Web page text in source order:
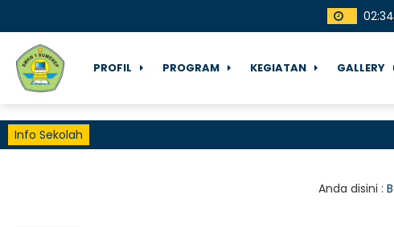
02:34
PROFIL PROGRAM KEGIATAN GALLERY
Info Sekolah
Anda disini :